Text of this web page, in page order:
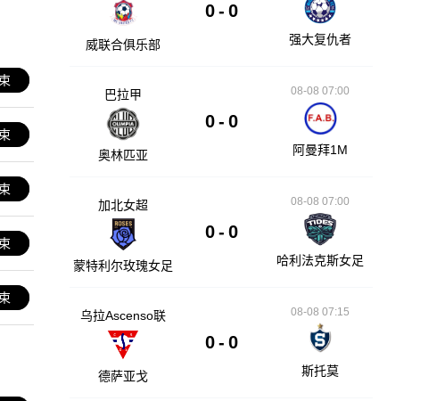
威联合俱乐部
0 - 0
强大复仇者
巴拉甲
奥林匹亚
0 - 0
08-08 07:00
阿曼拜1M
加北女超
蒙特利尔玫瑰女足
0 - 0
08-08 07:00
哈利法克斯女足
乌拉Ascenso联
德萨亚戈
0 - 0
08-08 07:15
斯托莫